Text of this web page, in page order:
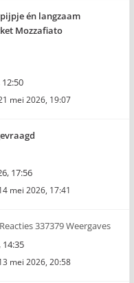
én langzaam
Mozzafiato
mei 2026, 19:07
17:56
mei 2026, 17:41
337379 Weergaves
14:35
mei 2026, 20:58